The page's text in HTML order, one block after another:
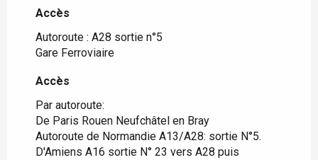
Accès
Accès
Autoroute : A28 sortie n°5
Gare Ferroviaire
Accès
Accès
Par autoroute:
De Paris Rouen Neufchâtel en Bray
Autoroute de Normandie A13/A28: sortie N°5.
D'Amiens A16 sortie N° 23 vers A28 puis